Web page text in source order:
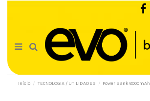
Início TECNOLOGIA / UTILIDADES Power Bank 8000mAh